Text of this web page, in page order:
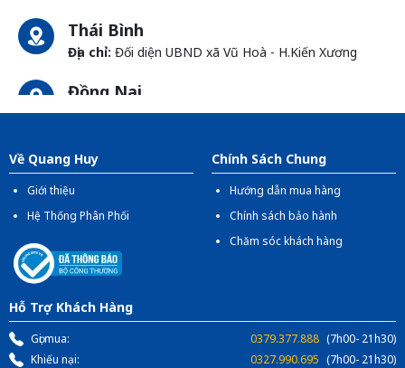
Thái Bình
Địa chỉ: Đối diện UBND xã Vũ Hoà - H.Kiến Xương
Đồng Nai
Địa chỉ:1066- QL 51 Tổ 3 - Ấp Đồng - Phước Tân -
Về Quang Huy
Giới thiệu
Hệ Thống Phân Phối
Chính Sách Chung
Hướng dẫn mua hàng
Chính sách bảo hành
Chăm sóc khách hàng
Hỗ Trợ Khách Hàng
Gọi mua: 0379.377.888 (7h00- 21h30)
Khiếu nại:
0327.990.695 (7h00- 21h30)